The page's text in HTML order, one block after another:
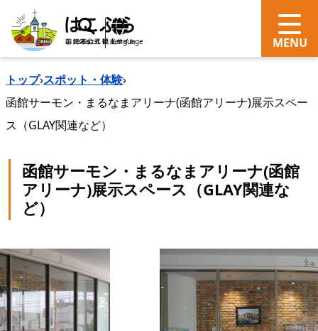
search Language
トップ›スポット・体験›
函館サーモン・まるなまアリーナ(函館アリーナ)展示スペー
ス（GLAY関連など）
函館サーモン・まるなまアリーナ(函館
アリーナ)展示スペース（GLAY関連な
ど）